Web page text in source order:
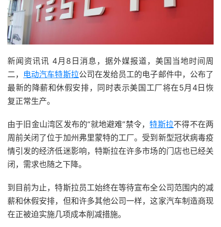
新闻资讯讯 4月8日消息，据外媒报道，美国当地时间周
二， 电动汽车特斯拉公司在发给员工的电子邮件中，公布了
最新的降薪和休假安排，同时表示美国工厂将在5月4日恢
复正常生产。
由于旧金山湾区发布的“就地避难”禁令，特斯拉不得不在两
周前关闭了位于加州弗里蒙特的工厂。受到新型冠状病毒疫
情引发的经济低迷影响，特斯拉在许多市场的门店也已经关
闭，需求也随之下降。
到目前为止，特斯拉员工始终在等待宣布全公司范围内的减
薪和休假安排，但和许多其他公司一样，这家汽车制造商现
在正被迫实施几项成本削减措施。